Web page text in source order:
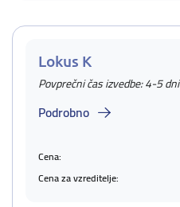
Lokus K
Povprečni čas izvedbe: 4-5 dni
Podrobno
Cena:
Cena za vzreditelje: